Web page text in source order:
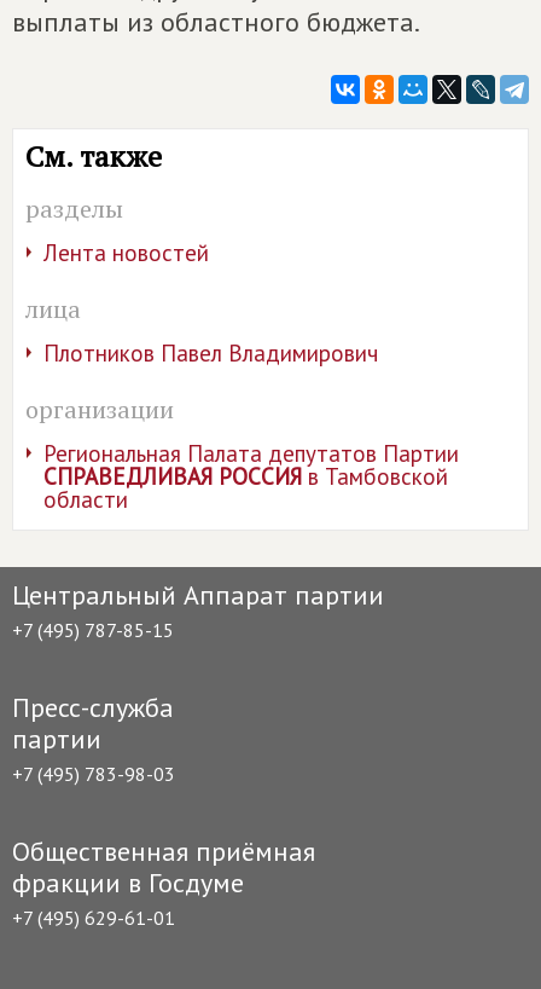
выплаты из областного бюджета.
См. также
разделы
Лента новостей
лица
Плотников Павел Владимирович
организации
Региональная Палата депутатов Партии
СПРАВЕДЛИВАЯ РОССИЯв Тамбовской
области
Центральный Аппарат партии
+7 (495) 787-85-15
Пресс-служба
партии
+7 (495) 783-98-03
Общественная приёмная
фракции в Госдуме
+7 (495) 629-61-01